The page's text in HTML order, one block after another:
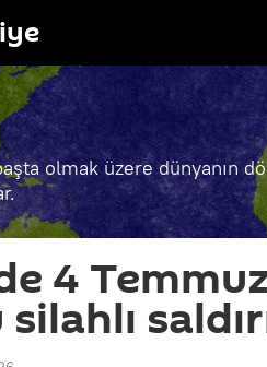
olmak üzere dünyanın
4